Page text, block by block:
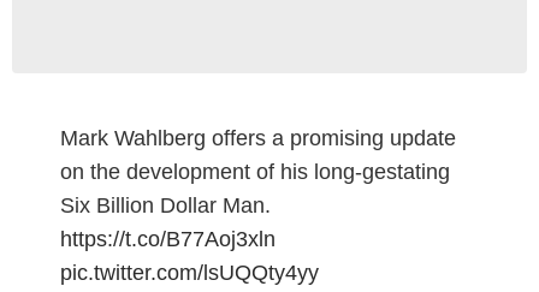
Mark Wahlberg offers a promising update
on the development of his long-gestating
Six Billion Dollar Man.
https://t.co/B77Aoj3xln
pic.twitter.com/lsUQQty4yy